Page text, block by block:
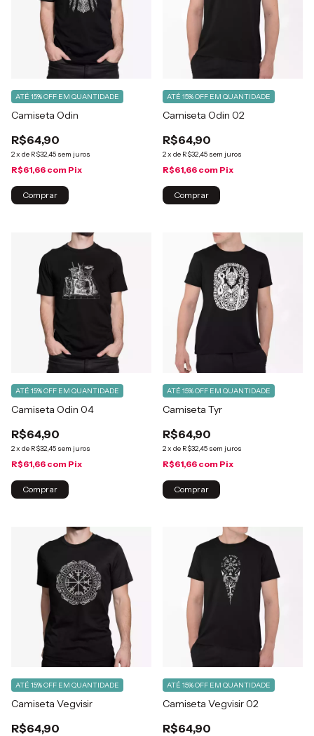
Camiseta Odin
R$64,90
2x de R$32,45 sem juros
ATÉ 15% OFF EM QUANTIDADE
R$61,66 com Pix
Comprar
Camiseta Odin 02
R$64,90
2x de R$32,45 sem juros
ATÉ 15% OFF EM QUANTIDADE
R$61,66 com Pix
Comprar
Camiseta Odin 04
R$64,90
2x de R$32,45 sem juros
ATÉ 15% OFF EM QUANTIDADE
R$61,66 com Pix
Comprar
Camiseta Tyr
R$64,90
2x de R$32,45 sem juros
ATÉ 15% OFF EM QUANTIDADE
R$61,66 com Pix
Comprar
Camiseta Vegvisir
R$64,90
ATÉ 15% OFF EM QUANTIDADE
Camiseta Vegvisir 02
R$64,90
ATÉ 15% OFF EM QUANTIDADE